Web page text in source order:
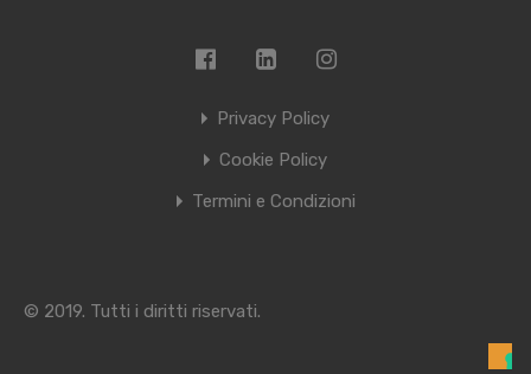
Privacy Policy
Cookie Policy
Termini e Condizioni
© 2019. Tutti i diritti riservati.